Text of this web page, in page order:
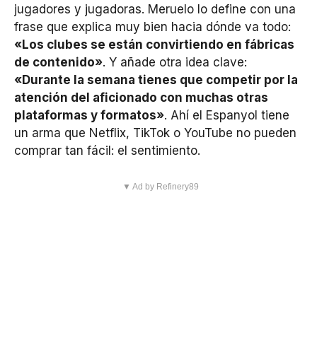
jugadores y jugadoras. Meruelo lo define con una
frase que explica muy bien hacia dónde va todo:
«Los clubes se están convirtiendo en fábricas
de contenido». Y añade otra idea clave:
«Durante la semana tienes que competir por la
atención del aficionado con muchas otras
plataformas y formatos». Ahí el Espanyol tiene
un arma que Netflix, TikTok o YouTube no pueden
comprar tan fácil: el sentimiento.
▼ Ad by Refinery89